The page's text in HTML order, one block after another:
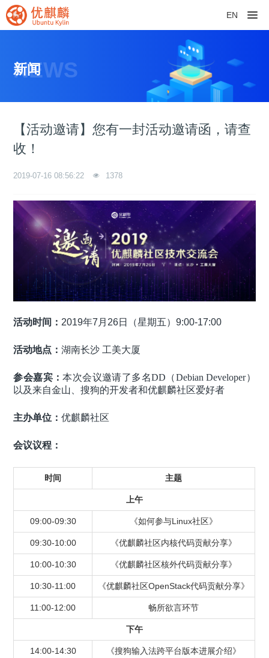
EN
NEWS
新闻
【活动邀请】您有一封活动邀请函，请查
收！
2019-07-16 08:56:22 1378
活动时间： 2019年7 月 26日（星期五）9:00-17:00
活动地点：湖南长沙 工美大厦
参会嘉宾：本次会议邀请了多名DD（Debian Developer）
以及来自金山、搜狗的开发者和优麒麟社区爱好者
主办单位：优麒麟社区
会议议程：
时间 主题
上午
09:00-09:30 《如何参与Linux社区》
09:30-10:00 《优麒麟社区内核代码贡献分享》
10:00-10:30 《优麒麟社区核外代码贡献分享》
10:30-11:00 《优麒麟社区OpenStack代码贡献分享》
11:00-12:00 畅所欲言环节
下午
14:00-14:30 《搜狗输入法跨平台版本进展介绍》